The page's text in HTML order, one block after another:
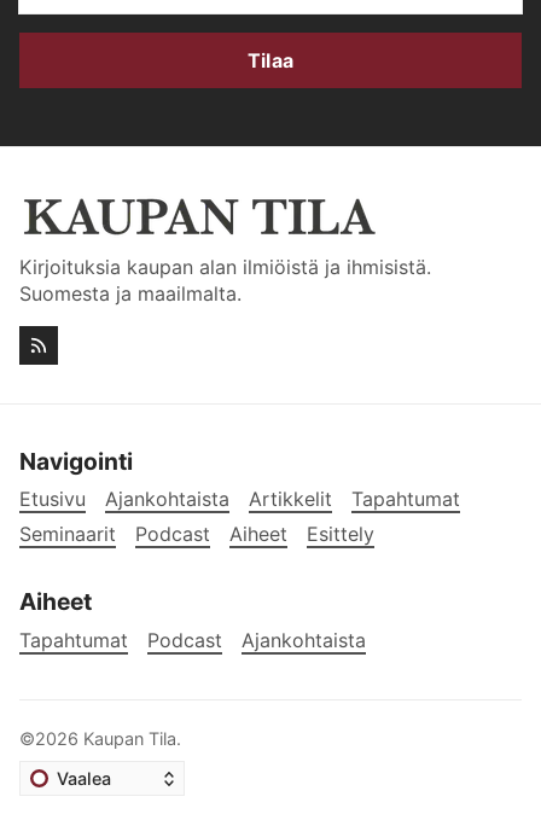
Tilaa
Kirjoituksia kaupan alan ilmiöistä ja ihmisistä.
Suomesta ja maailmalta.
Navigointi
Etusivu Ajankohtaista Artikkelit
Tapahtumat
Seminaarit
Podcast Aiheet Esittely
Aiheet
Tapahtumat Podcast Ajankohtaista
©2026 Kaupan Tila.